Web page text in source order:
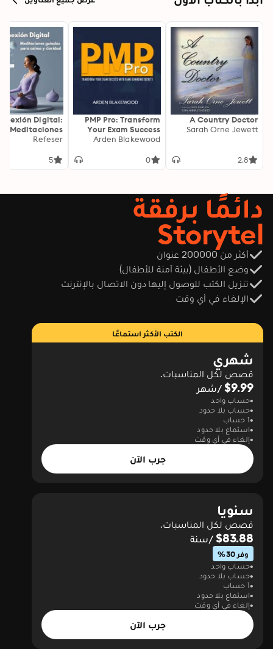
A Country Doctor
Sarah Orne Jewett
2.8
PMP Pro: Transform
Your Exam Success
with Game-Changing
PMP exam results!
performance on test
day."
Arden Blakewood
0
Digital:
Meditaciones
para Calma y
Refeser
5
دائمًا برفقة
Storytel
أكثر من 200000 عنوان
وضع الأطفال (بيئة آمنة للأطفال)
تنزيل الكتب للوصول إليها دون الاتصال بالإنترنت
الإلغاء في أي وقت
الكتب الأكثر استماعًا
شهري
قصص لكل المناسبات.
$9.99 /شهر
حساب واحد
حساب بلا حدود
1 حساب
استماع بلا حدود
إلغاء في أي وقت
جرب الآن
سنويا
قصص لكل المناسبات.
$83.88 /سنة
وفر 30%
حساب واحد
حساب بلا حدود
1 حساب
استماع بلا حدود
إلغاء في أي وقت
جرب الآن